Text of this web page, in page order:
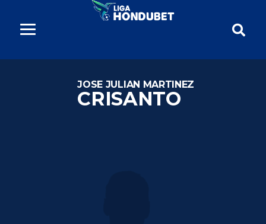
JOSE JULIAN MARTINEZ
CRISANTO